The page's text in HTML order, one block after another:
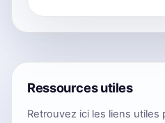
Ressources utiles
Retrouvez ici les liens utiles